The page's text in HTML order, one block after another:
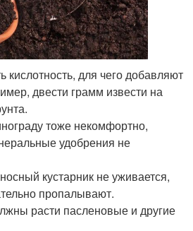
кислотность, для чего добавляют
двести грамм извести на
тоже некомфортно,
удобрения не
кустарник не уживается,
пропалывают.
расти пасленовые и другие